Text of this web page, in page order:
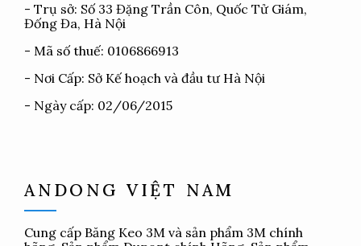
- Trụ sở: Số 33 Đặng Trần Côn, Quốc Tử Giám,
Đống Đa, Hà Nội
- Mã số thuế: 0106866913
- Nơi Cấp: Sở Kế hoạch và đầu tư Hà Nội
- Ngày cấp: 02/06/2015
ANDONG VIỆT NAM
Cung cấp Băng Keo 3M và sản phẩm 3M chính